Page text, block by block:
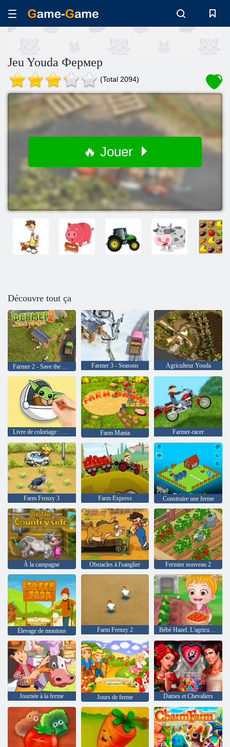
Jeu Youda Фермер
(Total 2094)
🔥 Jouer
Découvre tout ça
Farmer 2 - Save the Village Farmer 3 - Seasons Agriculteur Youda
Livre de coloriage : Maître Yoda Farm Mania Farmer-racer
Farm Frenzy 3 Farm Express Construire une ferme
À la campagne Obstacles à l'sanglier Fermier nouveau 2
Élevage de moutons Farm Frenzy 2 Bébé Hazel. L'agriculture tomate
Journée à la ferme Jours de ferme Dames et Chevaliers